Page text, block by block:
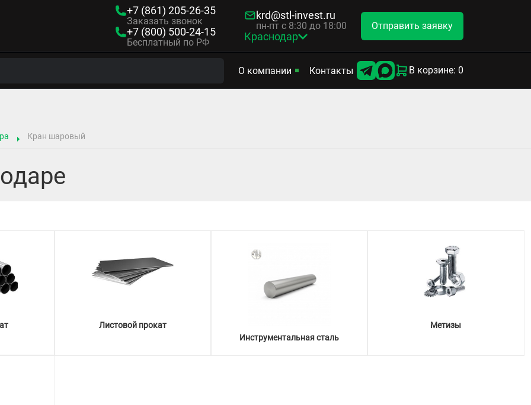
+7 (861) 205-26-35
Заказать звонок
+7 (800) 500-24-15
Бесплатный по РФ
krd@stl-invest.ru
пн-пт с 8:30 до 18:00
Краснодар
Отправить заявку
О компании Контакты В корзине: 0
Кран шаровый
Листовой прокат
Инструментальная сталь
Метизы